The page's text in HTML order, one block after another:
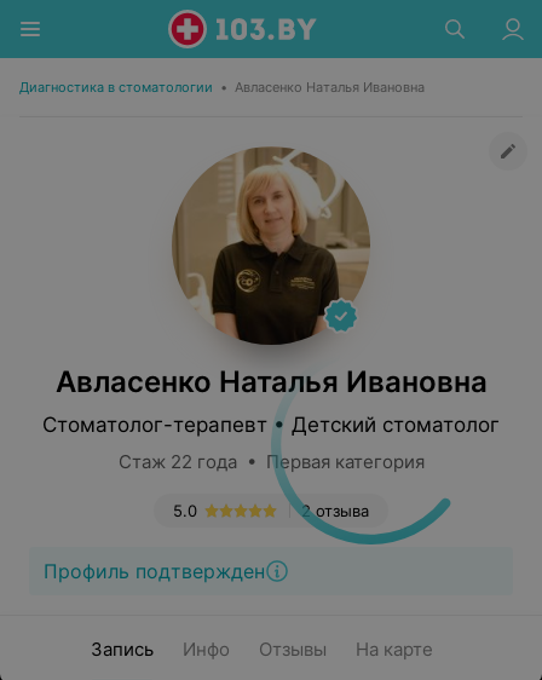
Диагностика в стоматологии • Авласенко Наталья Ивановна
Авласенко Наталья Ивановна
Стоматолог-терапевт • Детский стоматолог
Стаж 22 года • Первая категория
2 отзыва
5.0
Профиль подтвержден
Запись Инфо Отзывы На карте